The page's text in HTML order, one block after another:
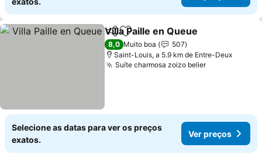
PartilharAdicionar aos favoritos
Villa Paille en Queue
8,0 Muito boa
507
Saint-Louis, a 5.9 km de Entre-Deux
Suíte charmosa zoizo belier
Selecione as datas para ver os preços
exatos.
Ver preços